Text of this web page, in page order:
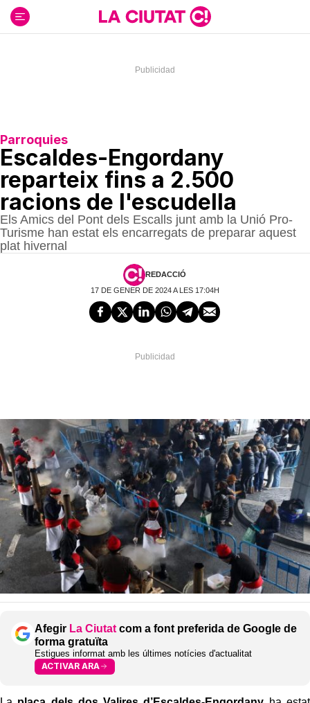
contenido
Parroquies
Escaldes-Engordany
reparteix fins a 2.500
racions de l'escudella
Els Amics del Pont dels Escalls junt amb la Unió Pro-
Turisme han estat els encarregats de preparar aquest
plat hivernal
REDACCIÓ
17 DE GENER DE 2024 A LES 17:04H
Afegir La Ciutat com a font preferida de Google de
forma gratuïta
Estigues informat amb les últimes notícies d'actualitat
ACTIVAR ARA